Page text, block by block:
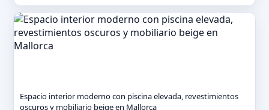
Espacio interior moderno con piscina elevada, revestimientos
oscuros y mobiliario beige en Mallorca